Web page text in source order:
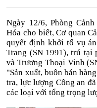
Ngày 12/6, Phòng
Hóa cho biết, Cơ quan
quyết định khởi tố vụ
Trang (SN 1991), trú tại
và Trương Thoại Vinh
"Sản xuất, buôn bán
tra, lực lượng Công an
các loại với tổng trọng